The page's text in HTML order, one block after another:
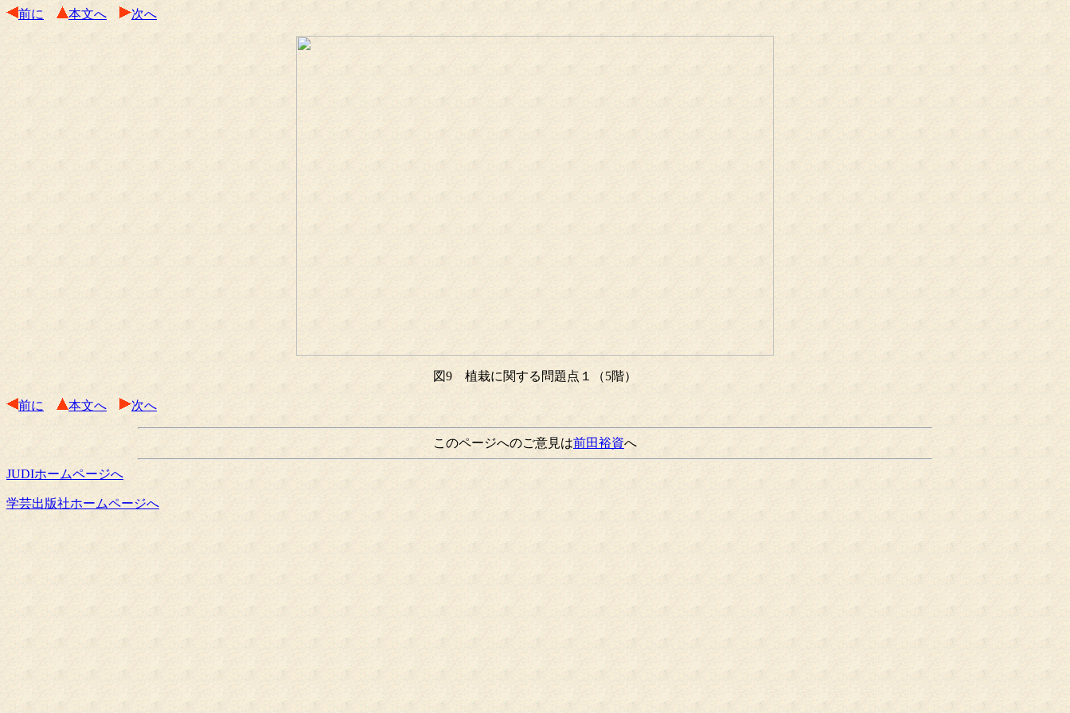
前に 本文へ 次へ
図9 植栽に関する問題点１（5階）
前に 本文へ 次へ
このページへのご意見は前田裕資へ
JUDIホームページへ
学芸出版社ホームページへ